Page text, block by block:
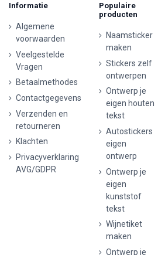
Informatie
Algemene
voorwaarden
Veelgestelde
Vragen
Betaalmethodes
Contactgegevens
Verzenden en
retourneren
Klachten
Privacyverklaring
AVG/GDPR
Populaire
producten
Naamsticker
maken
Stickers zelf
ontwerpen
Ontwerp je
eigen houten
tekst
Autostickers
eigen
ontwerp
Ontwerp je
eigen
kunststof
tekst
Wijnetiket
maken
Ontwerp je